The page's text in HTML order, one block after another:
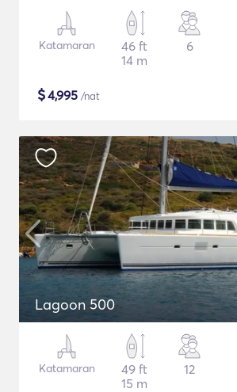
Katamaran
46 ft
14 m
6
$4,995 /nat
Lagoon 500
Katamaran
49 ft
15 m
12